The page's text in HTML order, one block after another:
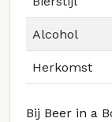
Alcohol
Herkomst
Bij Beer in a